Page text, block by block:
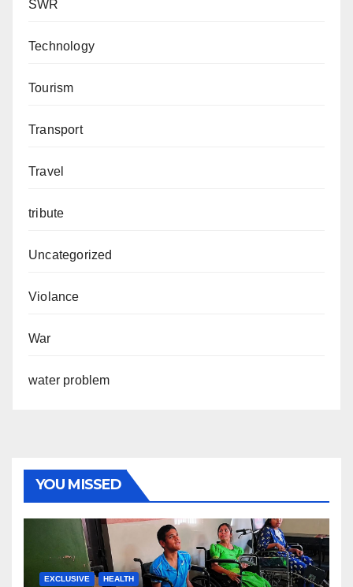
SWR
Technology
Tourism
Transport
Travel
tribute
Uncategorized
Violance
War
water problem
YOU MISSED
EXCLUSIVE HEALTH